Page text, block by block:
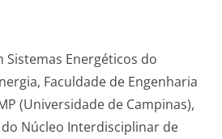
Energéticos do
Faculdade de Engenharia
(Universidade de Campinas),
Núcleo Interdisciplinar de